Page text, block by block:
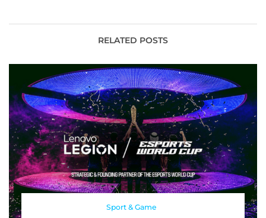
ช้อป“HELLO KITTY
RABBIT” ลิมิเต็ดเอดิชั่น
RELATED POSTS
Sport & Game